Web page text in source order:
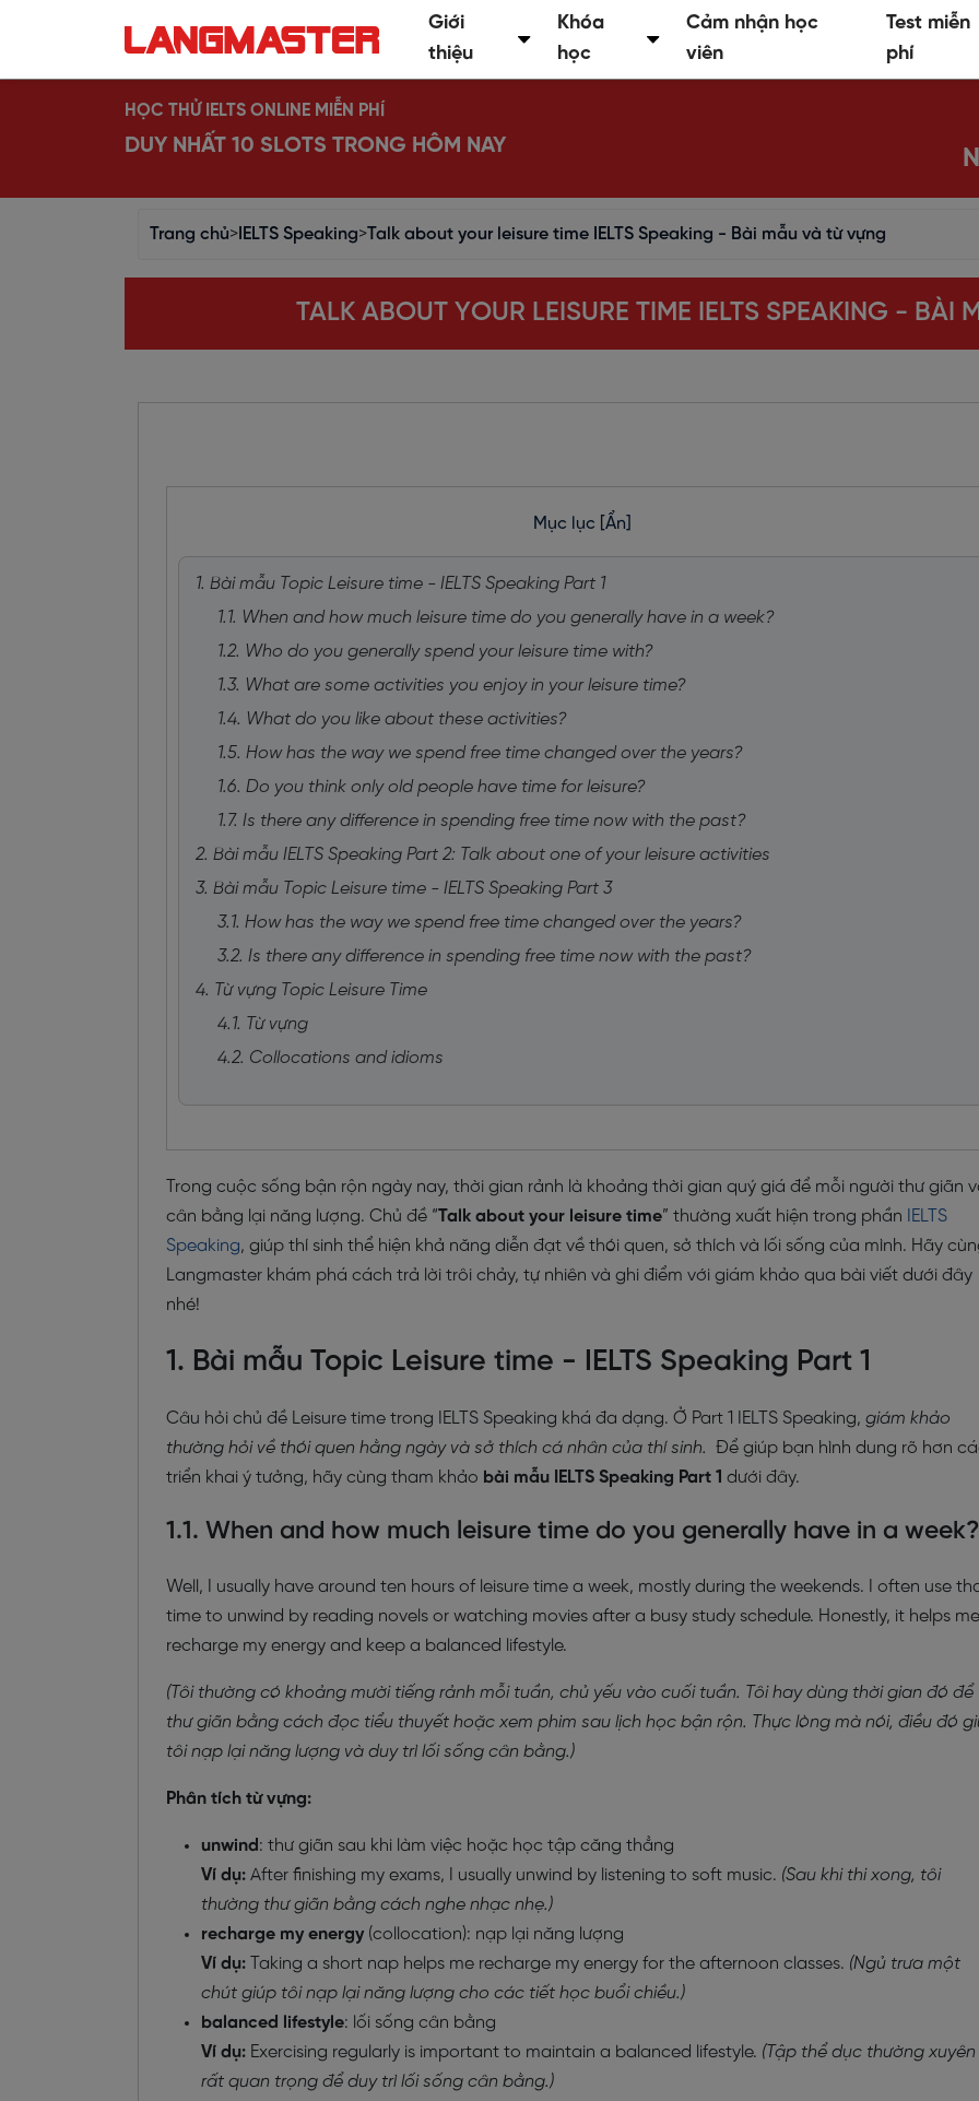
Giới
thiệu
Khóa
học
Cảm nhận học
viên
Test miễn
phí
HỌC THỬ IELTS ONLINE MIỄN PHÍ
DUY NHẤT 10 SLOTS TRONG HÔM NAY
Trang chủ> IELTS Speaking>Talk about your leisure time IELTS Speaking - Bài mẫu và từ vựng
TALK ABOUT YOUR LEISURE TIME IELTS SPEAKING - BÀI
Mục lục [Ẩn]
1. Bài mẫu Topic Leisure time - IELTS Speaking Part 1
1.1. When and how much leisure time do you generally have in a week?
1.2. Who do you generally spend your leisure time with?
1.3. What are some activities you enjoy in your leisure time?
1.4. What do you like about these activities?
1.5. How has the way we spend free time changed over the years?
1.6. Do you think only old people have time for leisure?
1.7. Is there any difference in spending free time now with the past?
2. Bài mẫu IELTS Speaking Part 2: Talk about one of your leisure activities
3. Bài mẫu Topic Leisure time - IELTS Speaking Part 3
3.1. How has the way we spend free time changed over the years?
3.2. Is there any difference in spending free time now with the past?
4. Từ vựng Topic Leisure Time
4.1. Từ vựng
4.2. Collocations and idioms
Trong cuộc sống bận rộn ngày nay, thời gian rảnh là khoảng thời gian quý giá để mỗi người thư giãn
cân bằng lại năng lượng. Chủ đề “Talk about your leisure time” thường xuất hiện trong phần
IELTS
Speaking, giúp thí sinh thể hiện khả năng diễn đạt về thói quen, sở thích và lối sống của mình. Hãy
Langmaster khám phá cách trả lời trôi chảy, tự nhiên và ghi điểm với giám khảo qua bài viết dưới đây
nhé!
1. Bài mẫu Topic Leisure time - IELTS Speaking Part 1
Câu hỏi chủ đề Leisure time trong IELTS Speaking khá đa dạng. Ở Part 1 IELTS Speaking, giám khảo
thường hỏi về thói quen hằng ngày và sở thích cá nhân của thí sinh. Để giúp bạn hình dung rõ hơn
triển khai ý tưởng, hãy cùng tham khảo bài mẫu IELTS Speaking Part 1 dưới đây.
1.1. When and how much leisure time do you generally have in a week?
Well, I usually have around ten hours of leisure time a week, mostly during the weekends. I often use
time to unwind by reading novels or watching movies after a busy study schedule. Honestly, it helps me
recharge my energy and keep a balanced lifestyle.
(Tôi thường có khoảng mười tiếng rảnh mỗi tuần, chủ yếu vào cuối tuần. Tôi hay dùng thời gian đó để
thư giãn bằng cách đọc tiểu thuyết hoặc xem phim sau lịch học bận rộn. Thực lòng mà nói, điều đó
tôi nạp lại năng lượng và duy trì lối sống cân bằng.)
Phân tích từ vựng:
unwind: thư giãn sau khi làm việc hoặc học tập căng thẳng
Ví dụ: After finishing my exams, I usually unwind by listening to soft music. (Sau khi thi xong, tôi
thường thư giãn bằng cách nghe nhạc nhẹ.)
recharge my energy (collocation): nạp lại năng lượng
Ví dụ: Taking a short nap helps me recharge my energy for the afternoon classes. (Ngủ trưa một
chút giúp tôi nạp lại năng lượng cho các tiết học buổi chiều.)
balanced lifestyle: lối sống cân bằng
Ví dụ: Exercising regularly is important to maintain a balanced lifestyle. (Tập thể dục thường xuyên
rất quan trọng để duy trì lối sống cân bằng.)